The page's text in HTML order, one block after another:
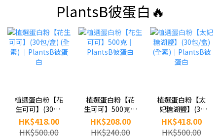
PlantsB彼蛋白🔥
植選蛋白粉【花
生可可】(30包/
盒) (全素) ｜
PlantsB彼蛋白
HK$418.00
HK$500.00
植選蛋白粉【花
生可可】500克｜
PlantsB彼蛋白
HK$208.00
HK$240.00
植選蛋白粉【太
妃糖湖鹽】(30
包/盒) (全素)｜
PlantsB彼蛋白
HK$418.00
HK$500.00